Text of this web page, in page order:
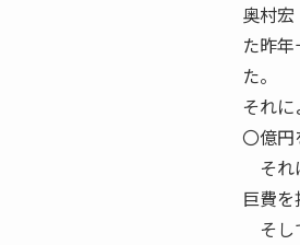
奥村
た昨
た。
それ
〇億
それ
巨費
そし